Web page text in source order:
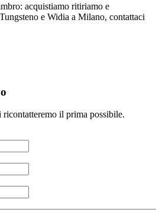
acquistiamo ritiriamo e
e Widia a Milano, contattaci
il prima possibile.